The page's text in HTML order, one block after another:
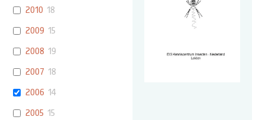
2010 18
2009 15
2008 19
2007 18
2006 14
2005 15